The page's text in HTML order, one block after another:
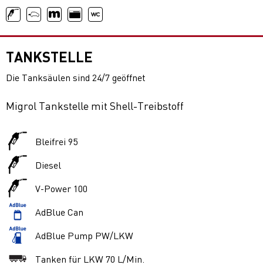
TANKSTELLE
Die Tanksäulen sind 24/7 geöffnet
Migrol Tankstelle mit Shell-Treibstoff
Bleifrei 95
Diesel
V-Power 100
AdBlue Can
AdBlue Pump PW/LKW
Tanken für LKW 70 L/Min.